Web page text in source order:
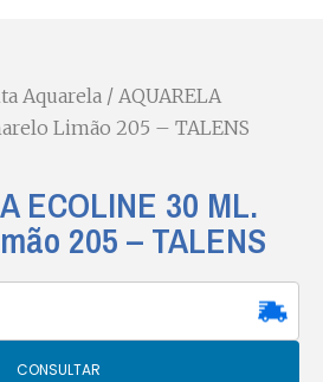
Aquarela / AQUARELA
Limão 205 – TALENS
ECOLINE 30 ML.
205 – TALENS
CONSULTAR